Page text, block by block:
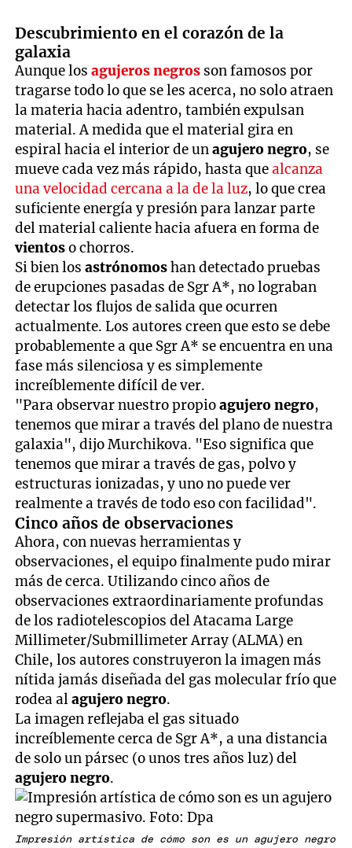
Descubrimiento en el corazón de la
galaxia
Aunque losagujeros negros son famosos por
tragarse todo lo que se les acerca, no solo atraen
la materia hacia adentro, también expulsan
material. A medida que el material gira en
espiral hacia el interior de unagujero negro, se
mueve cada vez más rápido, hasta quealcanza
una velocidad cercana a la de la luz, lo que crea
suficiente energía y presión para lanzar parte
del material caliente hacia afuera en forma de
vientoso chorros.
Si bien losastrónomoshan detectado pruebas
de erupciones pasadas de Sgr A*, no lograban
detectar los flujos de salida que ocurren
actualmente. Los autores creen que esto se debe
probablemente a que Sgr A* se encuentra en una
fase más silenciosa y es simplemente
increíblemente difícil de ver.
"Para observar nuestro propioagujero negro,
tenemos que mirar a través del plano de nuestra
galaxia", dijo Murchikova. "Eso significa que
tenemos que mirar a través de gas, polvo y
estructuras ionizadas, y uno no puede ver
realmente a través de todo eso con facilidad".
Cinco años de observaciones
Ahora, con nuevas herramientas y
observaciones, el equipo finalmente pudo mirar
más de cerca. Utilizando cinco años de
observaciones extraordinariamente profundas
de los radiotelescopios del Atacama Large
Millimeter/Submillimeter Array (ALMA) en
Chile, los autores construyeron la imagen más
nítida jamás diseñada del gas molecular frío que
rodea alagujero negro.
La imagen reflejaba el gas situado
increíblemente cerca de Sgr A*, a una distancia
de solo un pársec (o unos tres años luz) del
agujero negro.
Impresión artística de cómo son es un agujero negro